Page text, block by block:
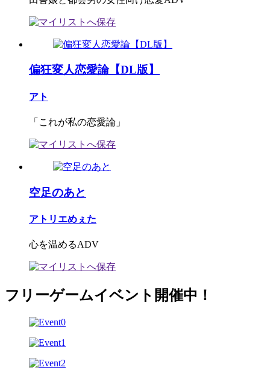
偏狂変人恋愛論【DL版】
アト
「これが私の恋愛論」
空足のあと
アトリエめぇた
心を温めるADV
フリーゲームイベント開催中！